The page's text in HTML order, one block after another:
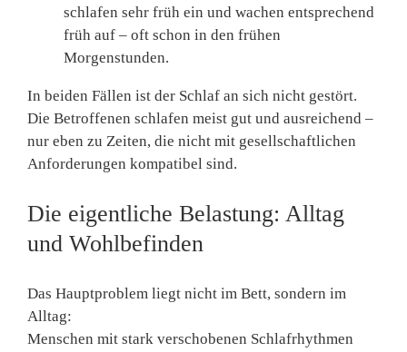
schlafen sehr früh ein und wachen entsprechend
früh auf – oft schon in den frühen
Morgenstunden.
In beiden Fällen ist der Schlaf an sich nicht gestört.
Die Betroffenen schlafen meist gut und ausreichend –
nur eben zu Zeiten, die nicht mit gesellschaftlichen
Anforderungen kompatibel sind.
Die eigentliche Belastung: Alltag
und Wohlbefinden
Das Hauptproblem liegt nicht im Bett, sondern im
Alltag:
Menschen mit stark verschobenen Schlafrhythmen